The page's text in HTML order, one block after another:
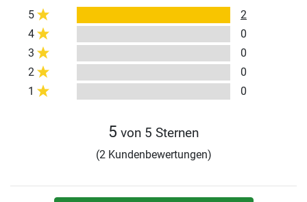
5
2
4
0
3
0
2
0
1
0
5 von 5 Sternen
(2 Kundenbewertungen)